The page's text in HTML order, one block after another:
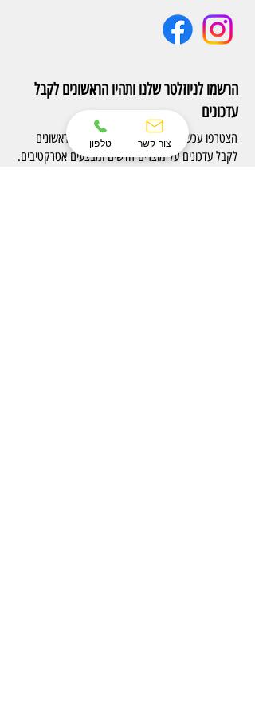
הרשמו לניוזלטר שלנו ותהיו הראשונים לקבל
עדכונים
הצטרפו עכשיו לניוזלטר של Eterno והיו הראשונים
לקבל עדכונים על מוצרים חדשים ומבצעים אטרקטיבים.
טלפון צור קשר